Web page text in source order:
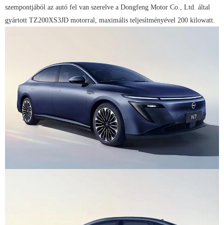
szempontjából az autó fel van szerelve a Dongfeng Motor Co., Ltd. által
gyártott TZ200XS3JD motorral, maximális teljesítményével 200 kilowatt.